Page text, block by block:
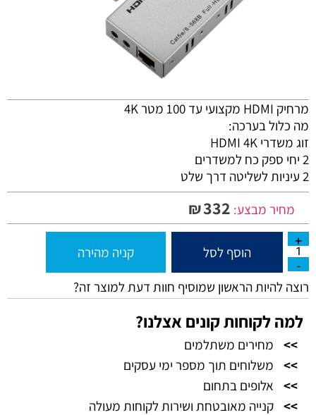
מרחיק HDMI מקצועי עד 100 מטר 4K
מה כלול בערכה:
זוג משדרי HDMI 4K
2 יחי ספק כח למשדרים
2 עיניות לשליטה דרך שלט
מחיר מבצע:
₪332
הוסף לסל קניה מהירה
רוצה להיות הראשון שמוסיף חוות דעת למוצר זה?
למה לקוחות קונים אצלנו?
>>
מחירים משתלמים
>>
משלוחים תוך מספר ימי עסקים
>>
אלופים בתחום
>> קנייה מאובטחת ושירות לקוחות מעולה